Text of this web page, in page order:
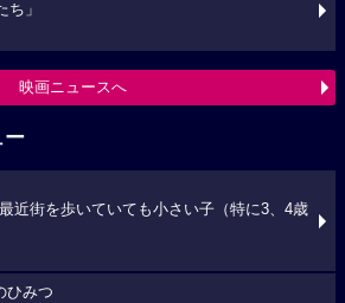
ち」
映画ニュースへ
ー
最近街を歩いていても小さい子（特に3、4歳
ひみつ